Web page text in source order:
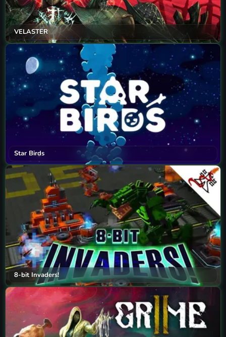
VELASTER
Star Birds
8-bit Invaders!